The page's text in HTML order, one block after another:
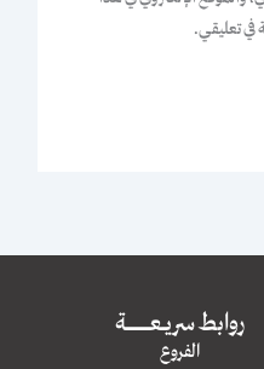
في تعليقي.
روابط سريــــعــــــــــــــــــــة
الفروع